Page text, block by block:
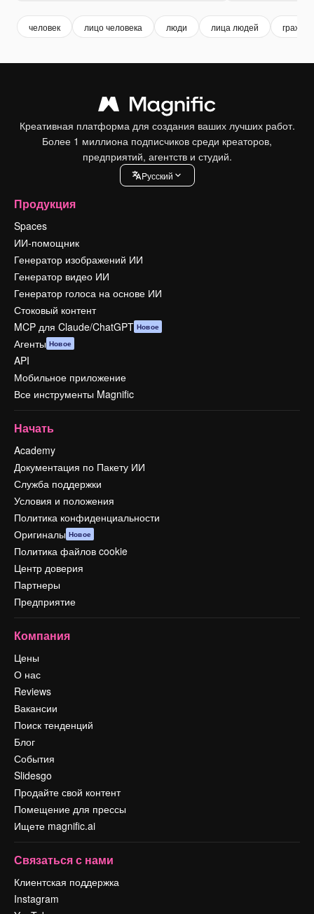
человек лицо человека люди лица людей
Креативная платформа для создания ваших лучших работ.
Более 1 миллиона подписчиков среди креаторов,
предприятий, агентств и студий.
Pусский
Продукция
Spaces
ИИ-помощник
Генератор изображений ИИ
Генератор видео ИИ
Генератор голоса на основе ИИ
Стоковый контент
MCP для Claude/ChatGPT Новое
Агенты Новое
API
Мобильное приложение
Все инструменты Magnific
Начать
Academy
Документация по Пакету ИИ
Служба поддержки
Условия и положения
Политика конфиденциальности
Оригиналы Новое
Политика файлов cookie
Центр доверия
Партнеры
Предприятие
Компания
Цены
О нас
Reviews
Вакансии
Поиск тенденций
Блог
События
Slidesgo
Продайте свой контент
Помещение для прессы
Ищете magnific.ai
Связаться с нами
Клиентская поддержка
Instagram